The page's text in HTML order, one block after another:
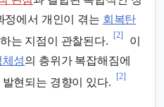
정에서 개인이 겪는 회복탄
는 지점이 관찰된다.
[2]
이
체성의 층위가 복잡해짐에
현되는 경향이 있다.
[2]